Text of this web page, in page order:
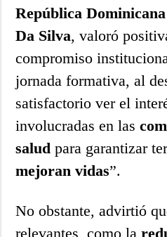
República
Da Silva, valoró
compromiso
jornada formativa, al
satisfactorio ver el
involucradas en las
salud para garantizar
mejoran vidas”.
No obstante, advirtió
relevantes, como la